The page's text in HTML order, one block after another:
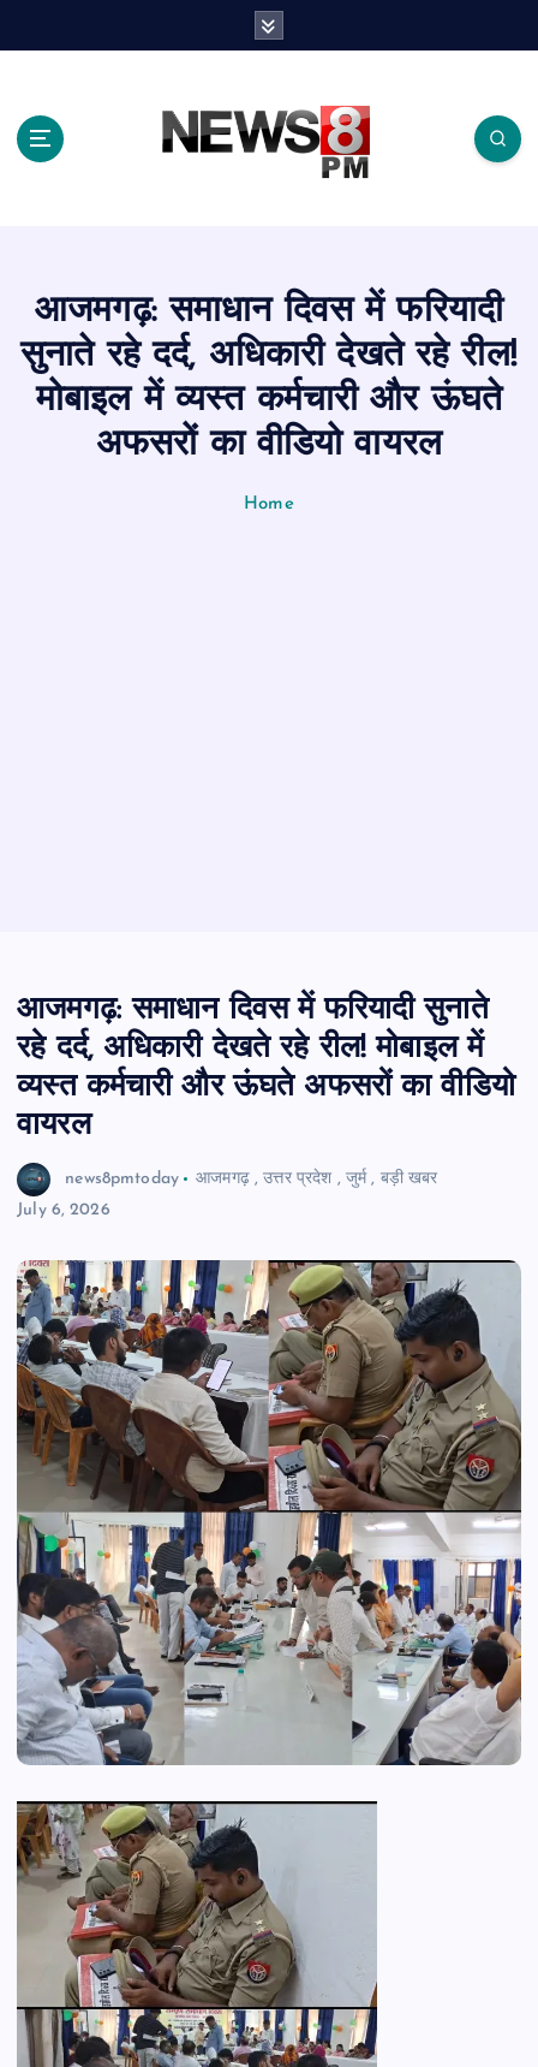
आजमगढ़: समाधान दिवस में फरियादी
सुनाते रहे दर्द, अधिकारी देखते रहे रील!
मोबाइल में व्यस्त कर्मचारी और ऊंघते
अफसरों का वीडियो वायरल
Home
आजमगढ़: समाधान दिवस में फरियादी सुनाते
रहे दर्द, अधिकारी देखते रहे रील! मोबाइल में
व्यस्त कर्मचारी और ऊंघते अफसरों का वीडियो
वायरल
news8pmtoday आजमगढ़,उत्तर प्रदेश , जुर्म, बड़ी खबर
July 6, 2026